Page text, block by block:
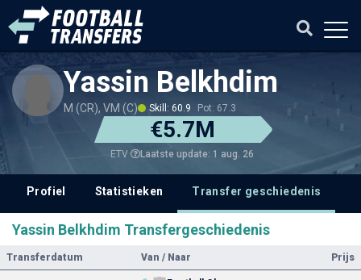
Yassin Belkhdim
M (CR), VM (C) Skill: 60.9 Pot: 67.3
€5.7M
ETV Laatste update: 1 aug. 26
Profiel Statistieken Transfer geschiedenis
Yassin Belkhdim Transfergeschiedenis
Transferdatum Van / Naar Prijs